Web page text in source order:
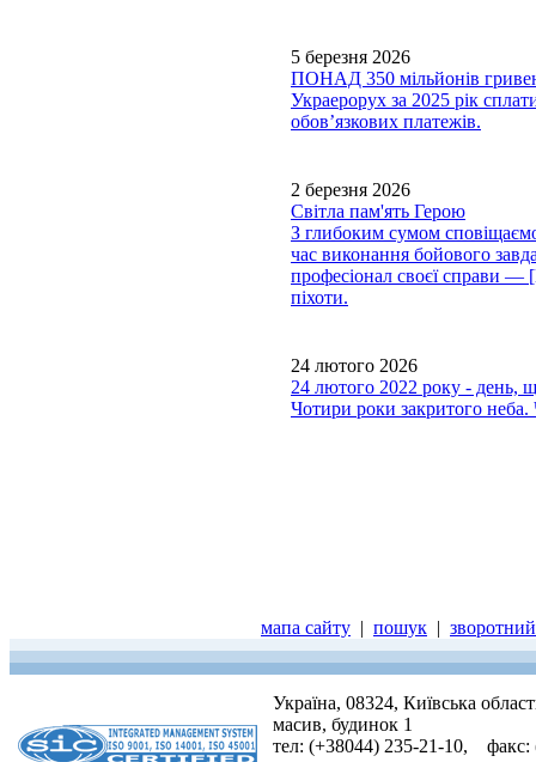
5 березня 2026
ПОНАД 350 мільйонів
Украерорух за 2025 рік
обов’язкових платежів.
2 березня 2026
Світла пам'ять Герою
З глибоким сумом
час виконання бойового
професіонал своєї справи
піхоти.
24 лютого 2026
24 лютого 2022 року - день,
Чотири роки закритого
мапа сайту | пошук |
Україна, 08324, Київська
масив, будинок 1
тел: (+38044) 235-21-10, факс: